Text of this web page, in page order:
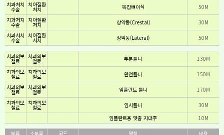
치과처치
수술
치아질환
처치 복잡뼈이식
50M
치과처치
수술
치아질환
처치 상악동(Crestal)
30M
치과처치
수술
치아질환
처치 상악동(Lateral) 50M
치과의보
철료
치과의보
철료 부분틀니
130M
치과의보
철료
치과의보
철료 완전틀니
150M
치과의보
철료
치과의보
철료 임플란트 틀니
170M
치과의보
철료
치과의보
철료 임시틀니
30M
임플란트용 맞춤 지대주
10M
분류 소분류 코드 명칭
비용